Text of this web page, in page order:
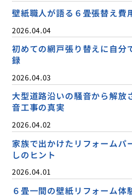
壁紙職人が語る６畳張替え費
2026.04.04
初めての網戸張り替えに自分
録
2026.04.03
大型道路沿いの騒音から解放
音工事の真実
2026.04.02
家族で出かけたリフォームパ
しのヒント
2026.04.01
６畳一間の壁紙リフォーム体